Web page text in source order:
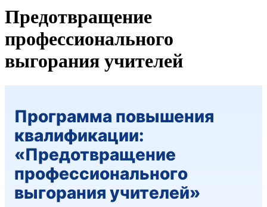
Предотвращение
профессионального
выгорания учителей
Программа повышения
квалификации:
«Предотвращение
профессионального
выгорания учителей»